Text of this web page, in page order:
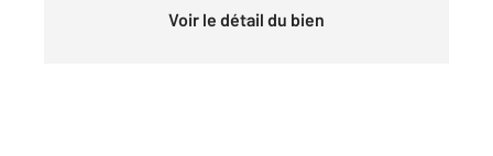
Voir le détail du bien